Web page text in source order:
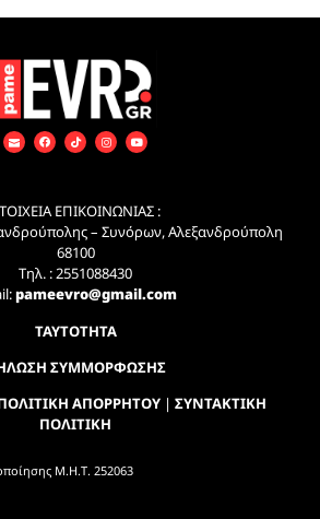
ΕΠΙΚΟΙΝΩΝΙΑΣ :
– Συνόρων, Αλεξανδρούπολη
68100
Τηλ. : 2551088430
pameevro@gmail.com
ΤΑΥΤΟΤΗΤΑ
ΣΥΜΜΟΡΦΩΣΗΣ
ΑΠΟΡΡΗΤΟΥ| ΣΥΝΤΑΚΤΙΚΗ
ΠΟΛΙΤΙΚΗ
Μ.Η.Τ. 252063